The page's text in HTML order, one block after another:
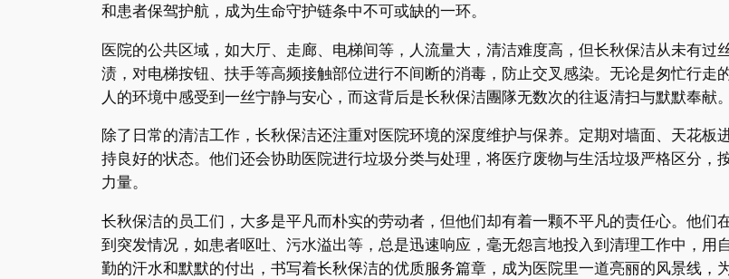
和患者保驾护航，成为生命守护链条中不可或缺的一环。
医院的公共区域，如大厅、走廊、电梯间等，人流量大，清洁难度高，但长秋保洁从未有
渍，对电梯按钮、扶手等高频接触部位进行不间断的消毒，防止交叉感染。无论是匆忙行
人的环境中感受到一丝宁静与安心，而这背后是长秋保洁團隊无数次的往返清扫与默默奉献。
除了日常的清洁工作，长秋保洁还注重对医院环境的深度维护与保养。定期对墙面、天花
持良好的状态。他们还会协助医院进行垃圾分类与处理，将医疗废物与生活垃圾严格区分
力量。
长秋保洁的员工们，大多是平凡而朴实的劳动者，但他们却有着一颗不平凡的责任心。他
到突发情况，如患者呕吐、污水溢出等，总是迅速响应，毫无怨言地投入到清理工作中，
勤的汗水和默默的付出，书写着长秋保洁的优质服务篇章，成为医院里一道亮丽的风景线